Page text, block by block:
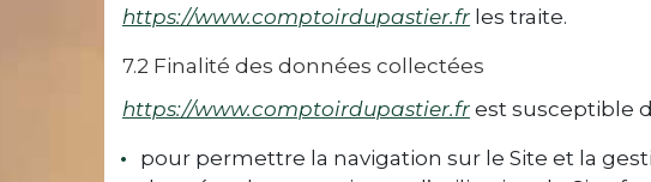
https://www.comptoirdupastier.fr les traite.
7.2 Finalité des données collectées
https://www.comptoirdupastier.fr est susceptible
pour permettre la navigation sur le Site et la